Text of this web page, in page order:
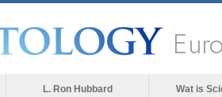
L. Ron Hubbard Wat is